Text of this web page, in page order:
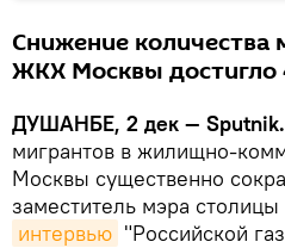
Снижение количества
ЖКХ Москвы достигло
ДУШАНБЕ, 2 дек — Sputnik.
мигрантов в жилищно-
Москвы существенно
заместитель мэра
интервью "Российской